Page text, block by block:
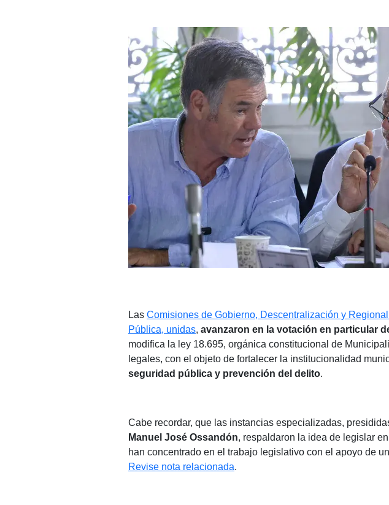
Las Comisiones de Gobierno, Descentralización y
Pública, unidas, avanzaron en la votación en particular
modifica la ley 18.695, orgánica constitucional de
legales, con el objeto de fortalecer la institucionalidad
seguridad pública y prevención del delito.
Cabe recordar, que las instancias especializadas,
Manuel José Ossandón, respaldaron la idea de legislar
han concentrado en el trabajo legislativo con el apoyo de
Revise nota relacionada.